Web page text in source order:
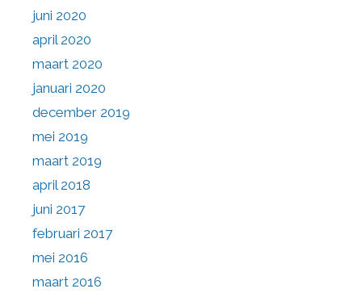
juni 2020
april 2020
maart 2020
januari 2020
december 2019
mei 2019
maart 2019
april 2018
juni 2017
februari 2017
mei 2016
maart 2016